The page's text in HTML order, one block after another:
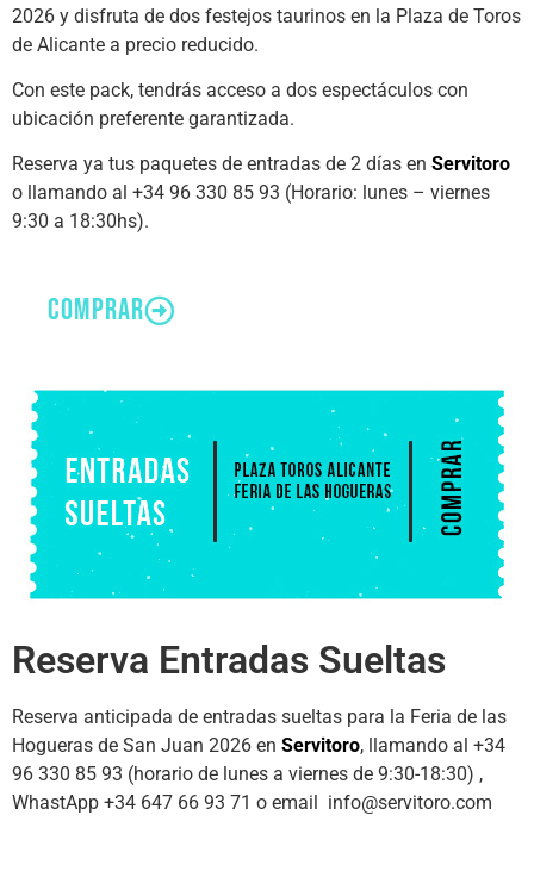
2026 y disfruta de dos festejos taurinos en la Plaza de Toros
de Alicante a precio reducido.
Con este pack, tendrás acceso a dos espectáculos con
ubicación preferente garantizada.
Reserva ya tus paquetes de entradas de 2 días en Servitoro
o llamando al +34 96 330 85 93 (Horario: lunes – viernes
9:30 a 18:30hs).
comprar
Reserva Entradas Sueltas
Reserva anticipada de entradas sueltas para la Feria de las
Hogueras de San Juan 2026 en Servitoro, llamando al +34
96 330 85 93 (horario de lunes a viernes de 9:30-18:30) ,
WhastApp +34 647 66 93 71 o email info@servitoro.com